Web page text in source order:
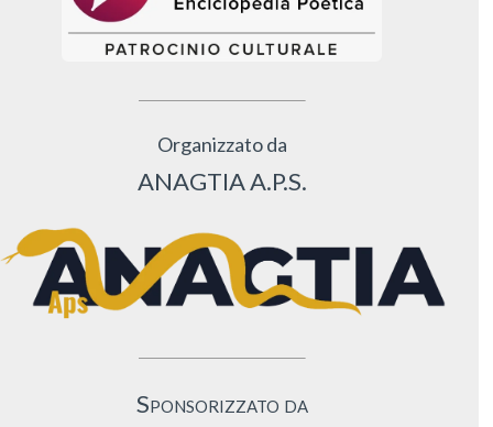
Organizzato da
ANAGTIA A.P.S.
Sponsorizzato da